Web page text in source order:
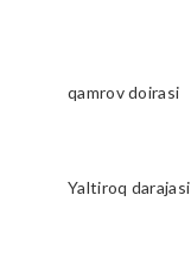
qamrov doirasi
Yaltiroq darajasi